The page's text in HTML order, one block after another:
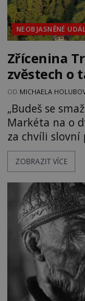
NEOBJASNĚNÉ
Zřícenina
zvěstech o
OD MICHAELA
„Budeš se
Markéta na o
za chvíli slovní
katolička,
nich se usídlí
mezi vůdce
skutečně jistou
ZOBRAZIT VÍCE